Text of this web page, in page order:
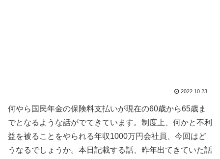
2022.10.23
何やら国民年金の保険料支払いが現在の60歳から65歳ま
でとなるような話がでてきています。制度上、何かと不利
益を被ることをやられる年収1000万円会社員、今回はど
うなるでしょうか。本日記載する話、昨年出てきていた話